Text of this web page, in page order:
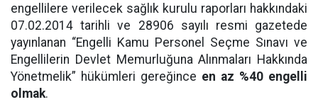
engellilere verilecek sağlık kurulu raporları hakkındaki
07.02.2014 tarihli ve 28906 sayılı resmi gazetede
yayınlanan “Engelli Kamu Personel Seçme Sınavı ve
Engellilerin Devlet Memurluğuna Alınmaları Hakkında
Yönetmelik” hükümleri gereğince en az %40 engelli
olmak.